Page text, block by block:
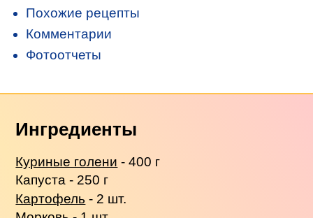
Похожие рецепты
Комментарии
Фотоотчеты
Ингредиенты
Куриные голени - 400 г
Капуста - 250 г
Картофель - 2 шт.